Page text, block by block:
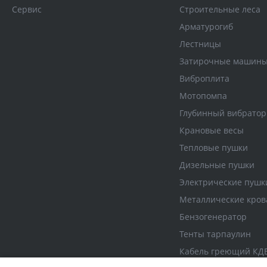
Сервис
Строительные леса
Арматурогиб
Лестницы
Затирочные машины
Виброплита
Мотопомпа
Глубинный вибратор
Крановые весы
Тепловые пушки
Дизельные пушки
Электрические
Металлические
Бензогенератор
Тенты тарпаулин
Кабель греющий